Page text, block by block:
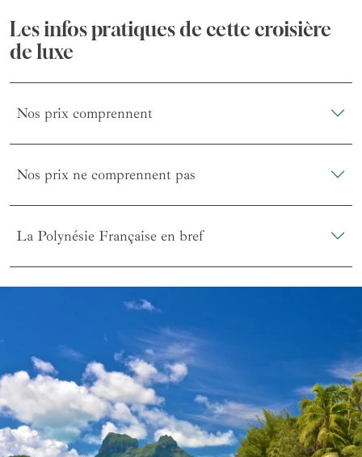
Les infos pratiques de cette croisière
de luxe
Nos prix comprennent
Nos prix ne comprennent pas
La Polynésie Française en bref